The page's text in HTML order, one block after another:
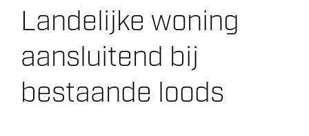
Projecten
Over ons
Landelijke woning
aansluitend bij
bestaande loods